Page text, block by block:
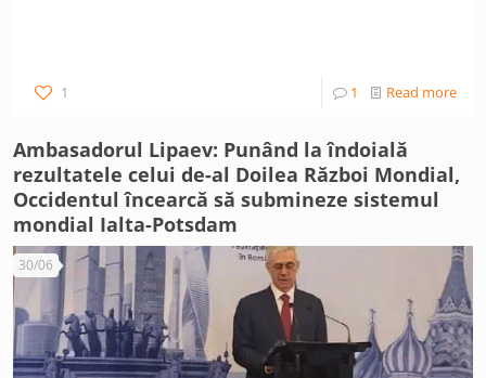
1 1 Read more
Ambasadorul Lipaev: Punând la îndoială
rezultatele celui de-al Doilea Război Mondial,
Occidentul încearcă să submineze sistemul
mondial Ialta-Potsdam
30/06